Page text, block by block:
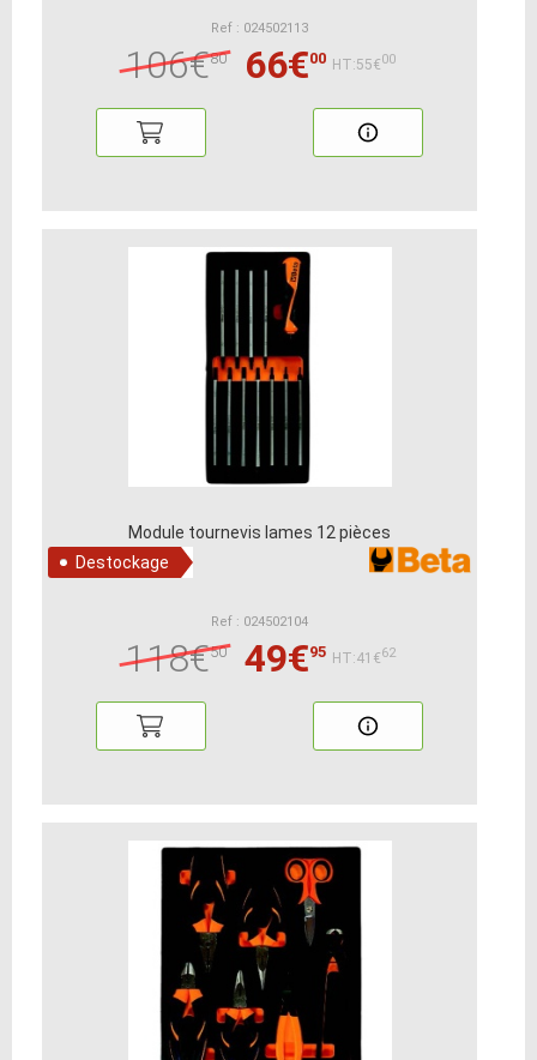
Ref : 024502113
106€80 66€00 HT:55€00
Module tournevis lames 12 pièces
Destockage
Ref : 024502104
118€50 49€95 HT:41€62